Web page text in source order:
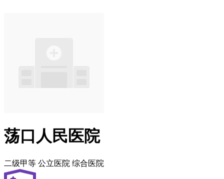
荡口人民医院
二级甲等 公立医院 综合医院